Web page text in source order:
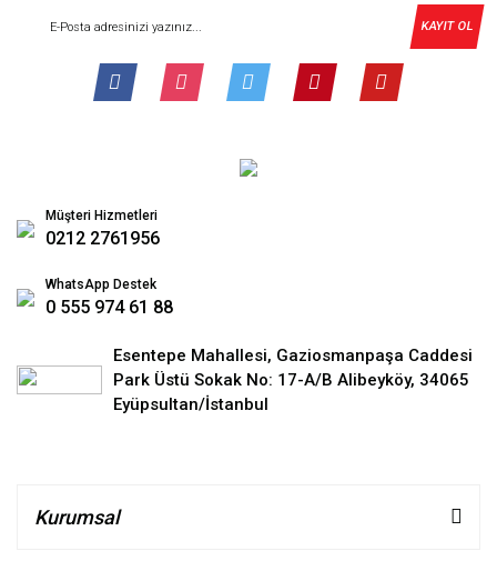
KAYIT OL
Müşteri Hizmetleri
0212 2761956
WhatsApp Destek
0 555 974 61 88
Esentepe Mahallesi, Gaziosmanpaşa Caddesi
Park Üstü Sokak No: 17-A/B Alibeyköy, 34065
Eyüpsultan/İstanbul
Kurumsal